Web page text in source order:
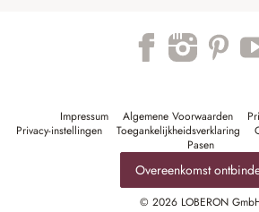
Impressum Algemene Voorwaarden
Privacy-instellingen
Toegankelijkheidsverklaring
Pasen
Overeenkomst
© 2026 LOBERON